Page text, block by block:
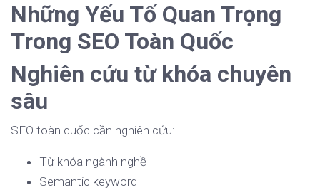
Những Yếu Tố Quan Trọng
Trong SEO Toàn Quốc
Nghiên cứu từ khóa chuyên
sâu
SEO toàn quốc cần nghiên cứu:
Từ khóa ngành nghề
Semantic keyword